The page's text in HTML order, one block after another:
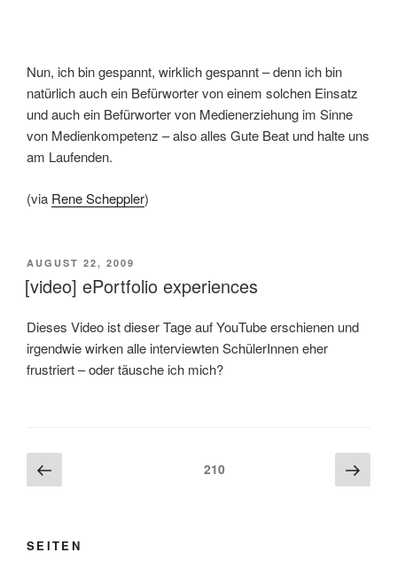
Nun, ich bin gespannt, wirklich gespannt – denn ich bin
natürlich auch ein Befürworter von einem solchen Einsatz
und auch ein Befürworter von Medienerziehung im Sinne
von Medienkompetenz – also alles Gute Beat und halte uns
am Laufenden.
(via Rene Scheppler)
VERÖFFENTLICHT
AM
AUGUST 22, 2009
[video] ePortfolio experiences
Dieses Video ist dieser Tage auf YouTube erschienen und
irgendwie wirken alle interviewten SchülerInnen eher
frustriert – oder täusche ich mich?
Beitragsnavigation
Vorherige
Seite
Seite210
Seite
SEITEN